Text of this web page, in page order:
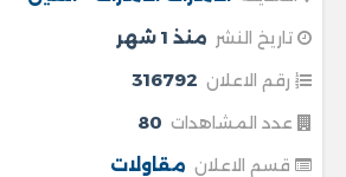
تاريخ النشر منذ 1 شهر
رقم الاعلان 316792
عدد المشاهدات 80
قسم الاعلان مقاولات